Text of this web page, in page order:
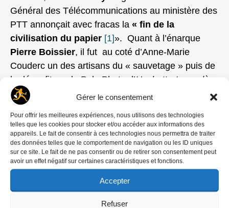
Gérer le consentement
Pour offrir les meilleures expériences, nous utilisons des technologies
telles que les cookies pour stocker et/ou accéder aux informations des
appareils. Le fait de consentir à ces technologies nous permettra de traiter
des données telles que le comportement de navigation ou les ID uniques
sur ce site. Le fait de ne pas consentir ou de retirer son consentement peut
avoir un effet négatif sur certaines caractéristiques et fonctions.
Accepter
Refuser
Général des Télécommunications au ministère des
PTT annonçait avec fracas la « fin de la
civilisation du papier [1]». Quant à l’énarque
Pierre Boissier, il fut au coté d’Anne-Marie
Couderc un des artisans du « sauvetage » puis de
la déconfiture du Pole Photo d’Hachette-Lagardère
qui entraina la faillite duGroupe Eyedea
(Gamma
– Rapho – Keystone et une demi douzaine
d’autres agences photographiques).